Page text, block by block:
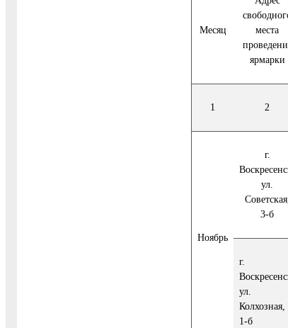
Месяц
места
ярмарки
1 2
Ноябрь
г.
ул.
3-б
г.
ул.
Колхозная,
1-б